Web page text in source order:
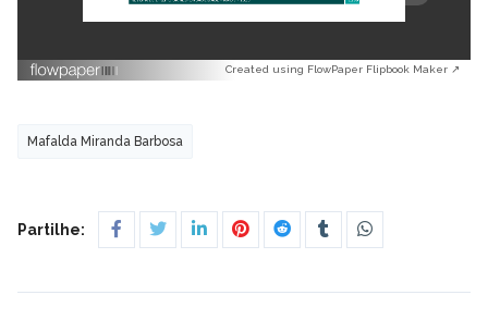
Created using FlowPaper Flipbook Maker ↗
Mafalda Miranda Barbosa
Partilhe: